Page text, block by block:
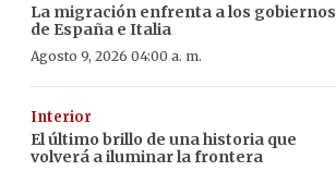
La migración enfrenta a los gobiernos
de España e Italia
Agosto 9, 2026 04:00 a. m.
Interior
El último brillo de una historia que
volverá a iluminar la frontera